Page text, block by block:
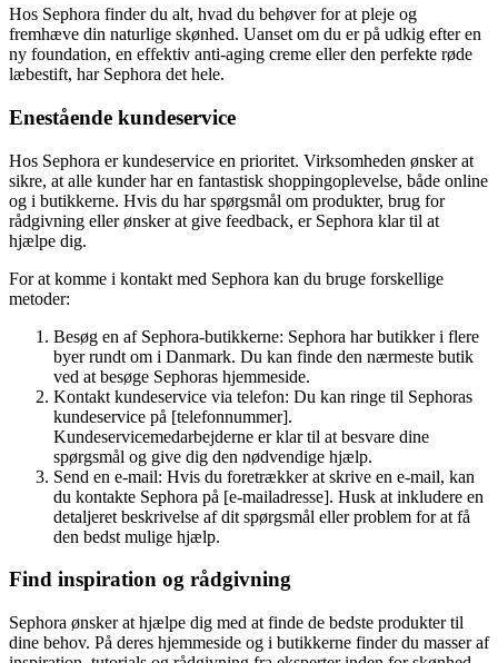
Hos Sephora finder du alt, hvad du behøver for at pleje og
fremhæve din naturlige skønhed. Uanset om du er på udkig efter en
ny foundation, en effektiv anti-aging creme eller den perfekte røde
læbestift, har Sephora det hele.
Enestående kundeservice
Hos Sephora er kundeservice en prioritet. Virksomheden ønsker at
sikre, at alle kunder har en fantastisk shoppingoplevelse, både online
og i butikkerne. Hvis du har spørgsmål om produkter, brug for
rådgivning eller ønsker at give feedback, er Sephora klar til at
hjælpe dig.
For at komme i kontakt med Sephora kan du bruge forskellige
metoder:
Besøg en af ​​Sephora-butikkerne: Sephora har butikker i flere
byer rundt om i Danmark. Du kan finde den nærmeste butik
ved at besøge Sephoras hjemmeside.
Kontakt kundeservice via telefon: Du kan ringe til Sephoras
kundeservice på [telefonnummer].
Kundeservicemedarbejderne er klar til at besvare dine
spørgsmål og give dig den nødvendige hjælp.
Send en e-mail: Hvis du foretrækker at skrive en e-mail, kan
du kontakte Sephora på [e-mailadresse]. Husk at inkludere en
detaljeret beskrivelse af dit spørgsmål eller problem for at få
den bedst mulige hjælp.
Find inspiration og rådgivning
Sephora ønsker at hjælpe dig med at finde de bedste produkter til
dine behov. På deres hjemmeside og i butikkerne finder du masser af